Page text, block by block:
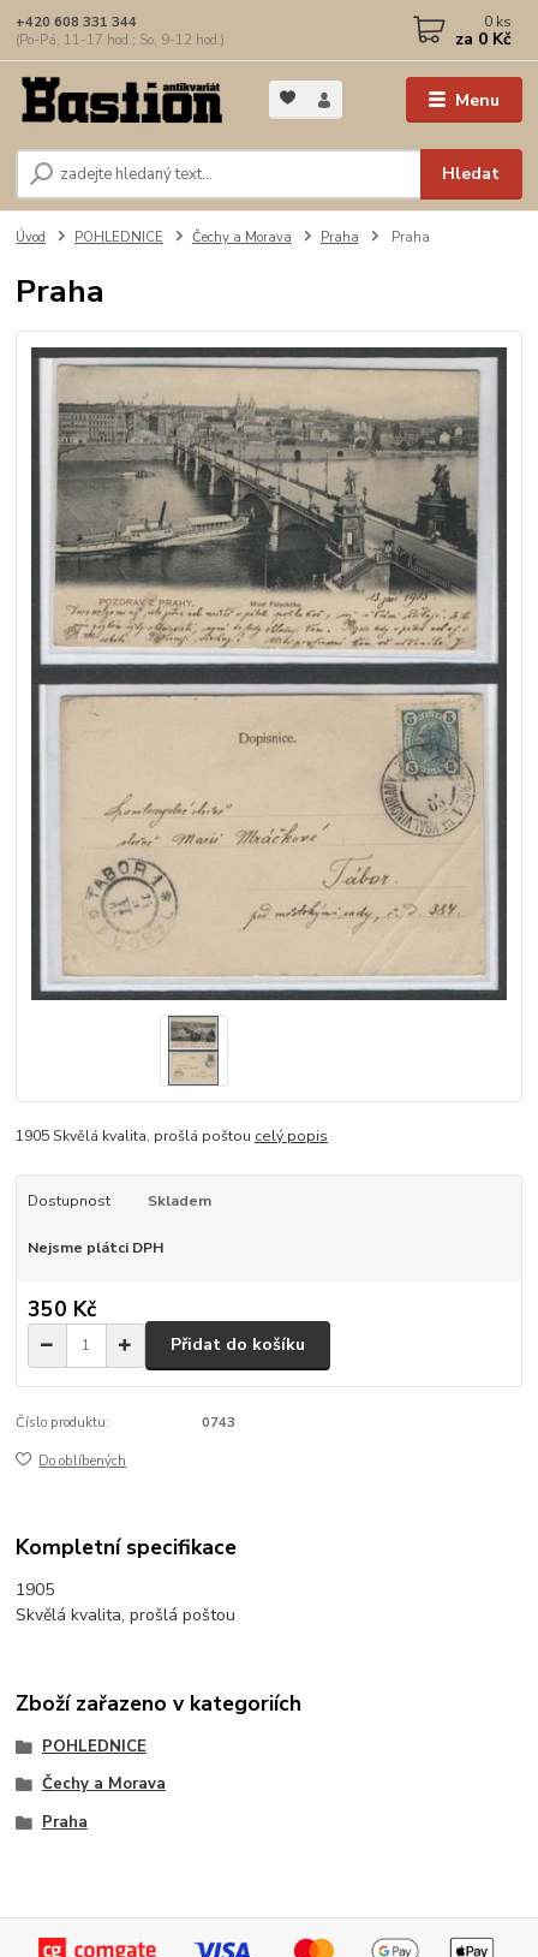
Menu
Hledat
+420 608 331 344
(Po-Pá, 11-17 hod.; So, 9-12 hod.)
0 ks
za 0 Kč
Úvod POHLEDNICE Čechy a Morava Praha Praha
Praha
1905 Skvělá kvalita, prošlá poštou celý popis
Dostupnost Skladem
Nejsme plátci DPH
350 Kč
Přidat do košíku
Číslo produktu: 0743
Do oblíbených
Kompletní specifikace
1905
Skvělá kvalita, prošlá poštou
Zboží zařazeno v kategoriích
POHLEDNICE
Čechy a Morava
Praha